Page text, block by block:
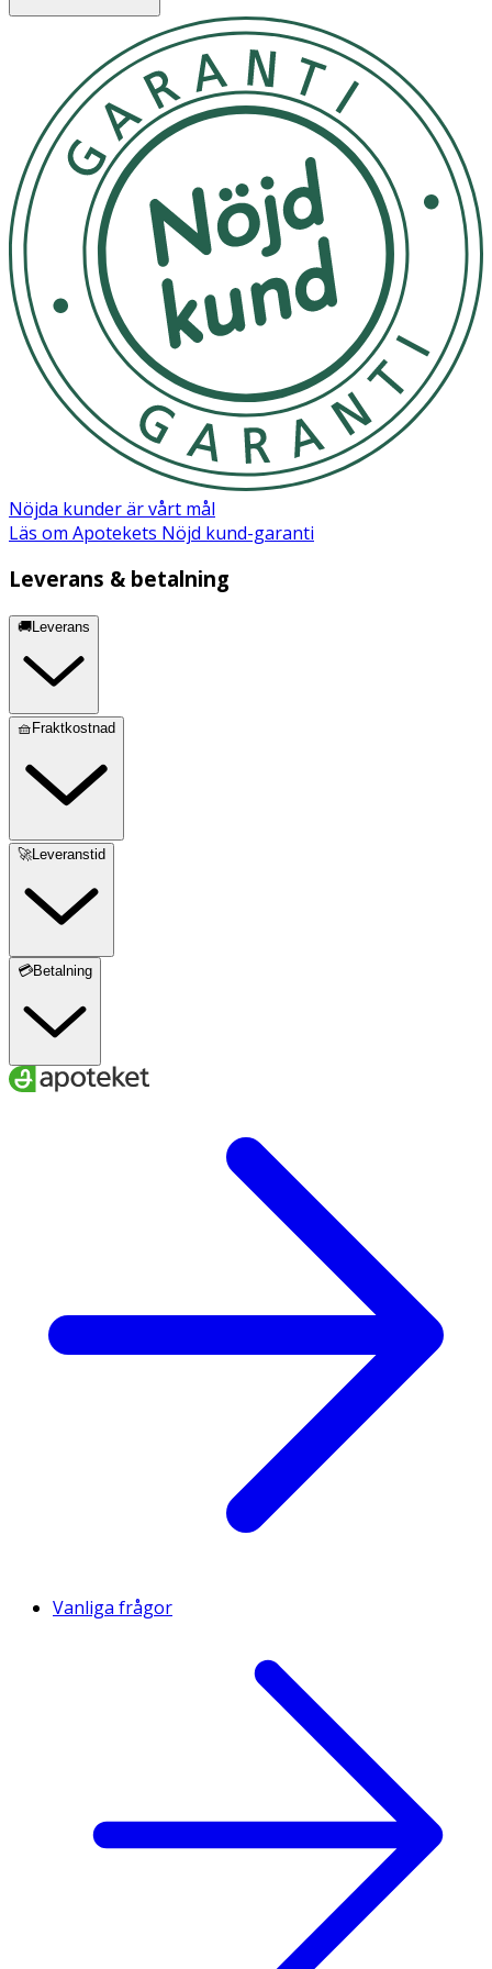
Nöjda kunder är vårt mål
Läs om Apotekets Nöjd kund-garanti
Leverans & betalning
🚚Leverans
🧺Fraktkostnad
🚀Leveranstid
💳Betalning
Vanliga frågor